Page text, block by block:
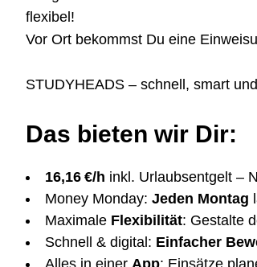
flexibel!
Vor Ort bekommst Du eine
STUDYHEADS – schnell, smart
Das bieten wir Dir:
16,16 €/h inkl. Urlaubsentgelt –
Money Monday: Jeden Montag
Maximale Flexibilität: Gestalte
Schnell & digital: Einfacher
Alles in einer App: Einsätze